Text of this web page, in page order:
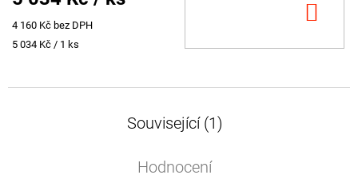
4 160 Kč bez DPH
Měrná
5 034 Kč / 1 ks
Související (1)
Hodnocení